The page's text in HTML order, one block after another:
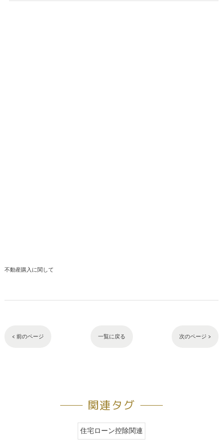
不動産購入に関して
< 前のページ 一覧に戻る 次のページ >
関連タグ
住宅ローン控除関連